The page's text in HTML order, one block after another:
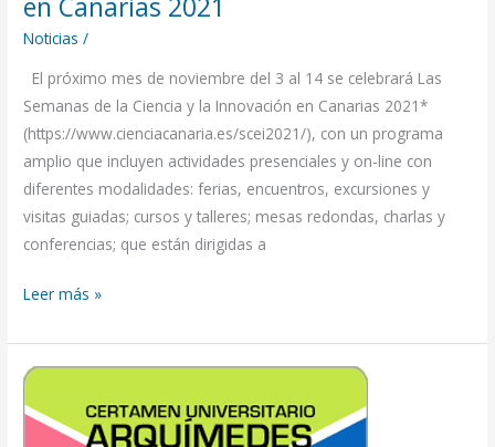
Noticias /
El próximo mes de noviembre del 3 al 14 se celebrará Las
Semanas de la Ciencia y la Innovación en Canarias 2021*
(https://www.cienciacanaria.es/scei2021/), con un programa
amplio que incluyen actividades presenciales y on-line con
diferentes modalidades: ferias, encuentros, excursiones y
visitas guiadas; cursos y talleres; mesas redondas, charlas y
conferencias; que están dirigidas a
Leer más »
IX
Certamen
Universitario